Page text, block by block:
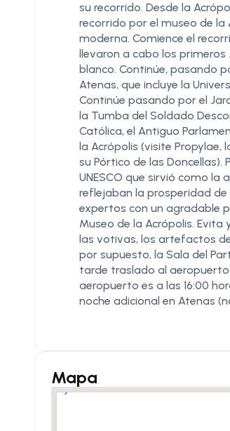
su recorrido. Desde la
recorrido por el museo de
moderna. Comience el
llevaron a cabo los primeros
blanco. Continúe, pasando
Atenas, que incluye la
Continúe pasando por el
la Tumba del Soldado
Católica, el Antiguo
la Acrópolis (visite Propylae,
su Pórtico de las
UNESCO que sirvió como
reflejaban la prosperidad de
expertos con un agradable
Museo de la Acrópolis.
las votivas, los artefactos
por supuesto, la Sala del
tarde traslado al aeropuerto
aeropuerto es a las 16:00
noche adicional en Atenas
Mapa